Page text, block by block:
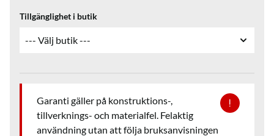
Tillgänglighet i butik
Garanti gäller på konstruktions-,
tillverknings- och materialfel. Felaktig
användning utan att följa bruksanvisningen